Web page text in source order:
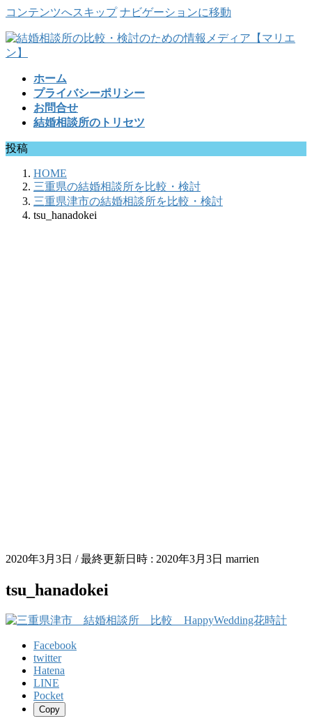
コンテンツへスキップ ナビゲーションに移動
ホーム
プライバシーポリシー
お問合せ
結婚相談所のトリセツ
投稿
HOME
三重県の結婚相談所を比較・検討
三重県津市の結婚相談所を比較・検討
tsu_hanadokei
2020年3月3日 / 最終更新日時 : 2020年3月3日 marrien
tsu_hanadokei
Facebook
twitter
Hatena
LINE
Pocket
Copy